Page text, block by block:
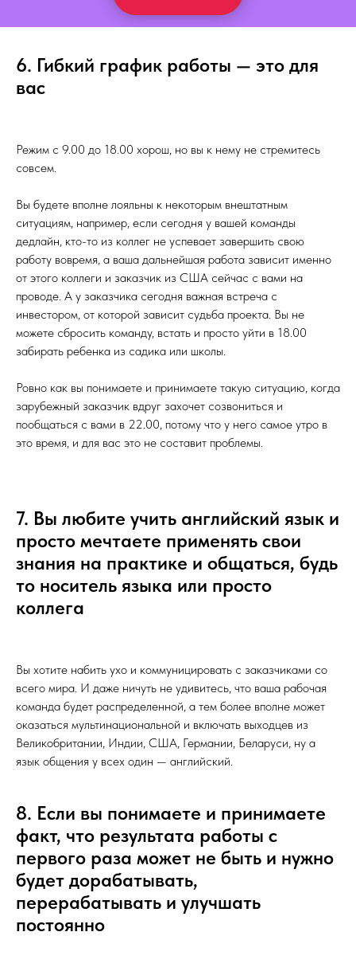
6. Гибкий график работы — это для
вас
Режим с 9.00 до 18.00 хорош, но вы к нему не стремитесь
совсем.
Вы будете вполне лояльны к некоторым внештатным
ситуациям, например, если сегодня у вашей команды
дедлайн, кто-то из коллег не успевает завершить свою
работу вовремя, а ваша дальнейшая работа зависит именно
от этого коллеги и заказчик из США сейчас с вами на
проводе. А у заказчика сегодня важная встреча с
инвестором, от которой зависит судьба проекта. Вы не
можете сбросить команду, встать и просто уйти в 18.00
забирать ребенка из садика или школы.
Ровно как вы понимаете и принимаете такую ситуацию, когда
зарубежный заказчик вдруг захочет созвониться и
пообщаться с вами в 22.00, потому что у него самое утро в
это время, и для вас это не составит проблемы.
7. Вы любите учить английский язык и
просто мечтаете применять свои
знания на практике и общаться, будь
то носитель языка или просто
коллега
Вы хотите набить ухо и коммуницировать с заказчиками со
всего мира. И даже ничуть не удивитесь, что ваша рабочая
команда будет распределенной, а тем более вполне может
оказаться мультинациональной и включать выходцев из
Великобритании, Индии, США, Германии, Беларуси, ну а
язык общения у всех один — английский.
8. Если вы понимаете и принимаете
факт, что результата работы с
первого раза может не быть и нужно
будет дорабатывать,
перерабатывать и улучшать
постоянно